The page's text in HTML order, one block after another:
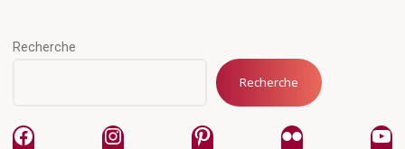
Recherche
Recherche
FacebookInstagramPinterest Flickr